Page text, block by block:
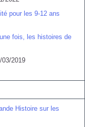
pour les 9-12 ans
fois, les histoires de
03/2019
Histoire sur les